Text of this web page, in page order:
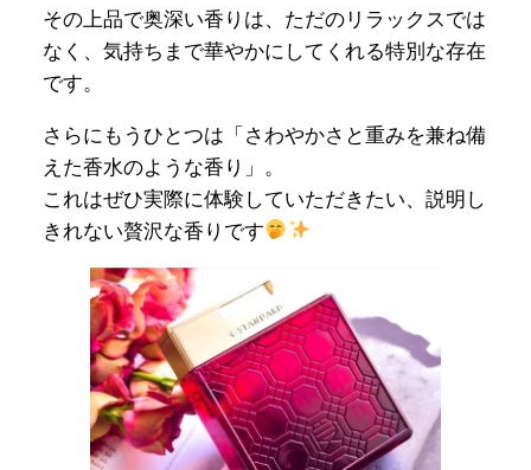
その上品で奥深い香りは、ただのリラックスでは
なく、気持ちまで華やかにしてくれる特別な存在
です。
さらにもうひとつは「さわやかさと重みを兼ね備
えた香水のような香り」。
これはぜひ実際に体験していただきたい、説明し
きれない贅沢な香りです